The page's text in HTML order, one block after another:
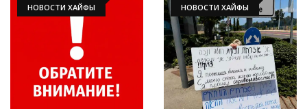
НОВОСТИ ХАЙФЫ НОВОСТИ ХАЙФЫ